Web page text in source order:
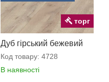
Дуб гірський бежевий
Код товару: 4728
В наявності
торг